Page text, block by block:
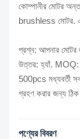
কোম্পানীর মোটর
brushless মোটর.
প্রশ্ন: আপনার
উত্তর: হ্যাঁ. MOQ:
500pcs মধ্যবর্তী
গ্রহণ করার জন্য
পণ্যের বিবরণ